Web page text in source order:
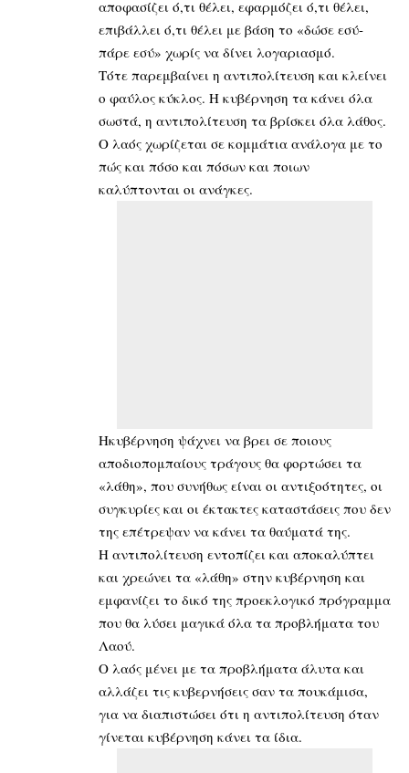
αποφασίζει ό,τι θέλει, εφαρμόζει ό,τι θέλει,
επιβάλλει ό,τι θέλει με βάση το «δώσε εσύ-
πάρε εσύ» χωρίς να δίνει λογαριασμό.
Τότε παρεμβαίνει η αντιπολίτευση και κλείνει
ο φαύλος κύκλος. Η κυβέρνηση τα κάνει όλα
σωστά, η αντιπολίτευση τα βρίσκει όλα λάθος.
Ο λαός χωρίζεται σε κομμάτια ανάλογα με το
πώς και πόσο και πόσων και ποιων
καλύπτονται οι ανάγκες.
Ηκυβέρνηση ψάχνει να βρει σε ποιους
αποδιοπομπαίους τράγους θα φορτώσει τα
«λάθη», που συνήθως είναι οι αντιξοότητες, οι
συγκυρίες και οι έκτακτες καταστάσεις που δεν
της επέτρεψαν να κάνει τα θαύματά της.
Η αντιπολίτευση εντοπίζει και αποκαλύπτει
και χρεώνει τα «λάθη» στην κυβέρνηση και
εμφανίζει το δικό της προεκλογικό πρόγραμμα
που θα λύσει μαγικά όλα τα προβλήματα του
Λαού.
Ο λαός μένει με τα προβλήματα άλυτα και
αλλάζει τις κυβερνήσεις σαν τα πουκάμισα,
για να διαπιστώσει ότι η αντιπολίτευση όταν
γίνεται κυβέρνηση κάνει τα ίδια.